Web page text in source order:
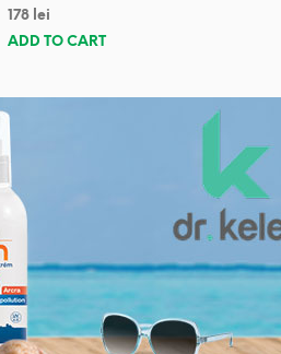
178 lei
ADD TO CART